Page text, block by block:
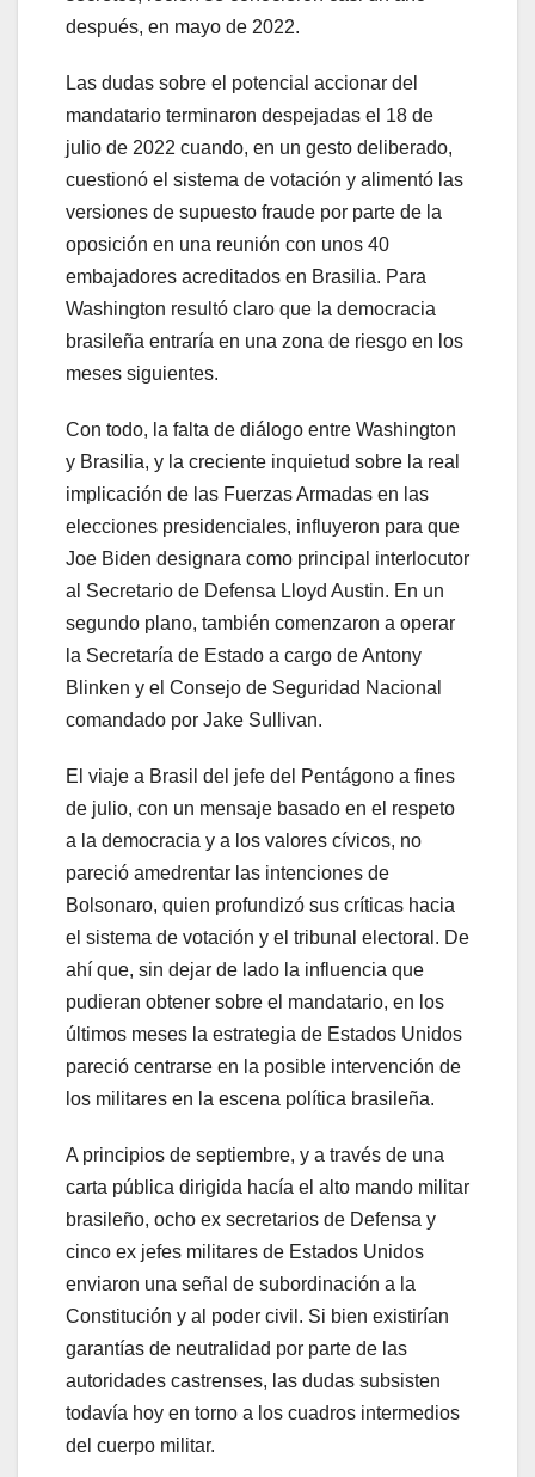
después, en mayo de 2022.
Las dudas sobre el potencial accionar del
mandatario terminaron despejadas el 18 de
julio de 2022 cuando, en un gesto deliberado,
cuestionó el sistema de votación y alimentó las
versiones de supuesto fraude por parte de la
oposición en una reunión con unos 40
embajadores acreditados en Brasilia. Para
Washington resultó claro que la democracia
brasileña entraría en una zona de riesgo en los
meses siguientes.
Con todo, la falta de diálogo entre Washington
y Brasilia, y la creciente inquietud sobre la real
implicación de las Fuerzas Armadas en las
elecciones presidenciales, influyeron para que
Joe Biden designara como principal interlocutor
al Secretario de Defensa Lloyd Austin. En un
segundo plano, también comenzaron a operar
la Secretaría de Estado a cargo de Antony
Blinken y el Consejo de Seguridad Nacional
comandado por Jake Sullivan.
El viaje a Brasil del jefe del Pentágono a fines
de julio, con un mensaje basado en el respeto
a la democracia y a los valores cívicos, no
pareció amedrentar las intenciones de
Bolsonaro, quien profundizó sus críticas hacia
el sistema de votación y el tribunal electoral. De
ahí que, sin dejar de lado la influencia que
pudieran obtener sobre el mandatario, en los
últimos meses la estrategia de Estados Unidos
pareció centrarse en la posible intervención de
los militares en la escena política brasileña.
A principios de septiembre, y a través de una
carta pública dirigida hacía el alto mando militar
brasileño, ocho ex secretarios de Defensa y
cinco ex jefes militares de Estados Unidos
enviaron una señal de subordinación a la
Constitución y al poder civil. Si bien existirían
garantías de neutralidad por parte de las
autoridades castrenses, las dudas subsisten
todavía hoy en torno a los cuadros intermedios
del cuerpo militar.